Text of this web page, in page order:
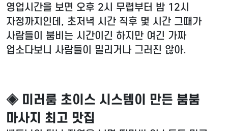
영업시간을 보면 오후 2시 무렵부터 밤 12시
자정까지인데, 초저녁 시간 직후 몇 시간 그때가
사람들이 붐비는 시간이긴 하지만 여긴 가짜
업소다보니 사람들이 밀리거나 그러진 않아.
◈ 미러룸 초이스 시스템이 만든 붐붐
마사지 최고 맛집